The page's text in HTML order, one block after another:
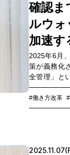
確認ま
ルウォ
加速す
2025年6月
策が義務化
全管理」と
として注目
たウェアラ
センシング
はNTTドコ
#働き方改革